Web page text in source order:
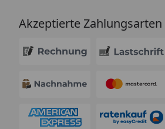
Akzeptierte Zahlungsarten